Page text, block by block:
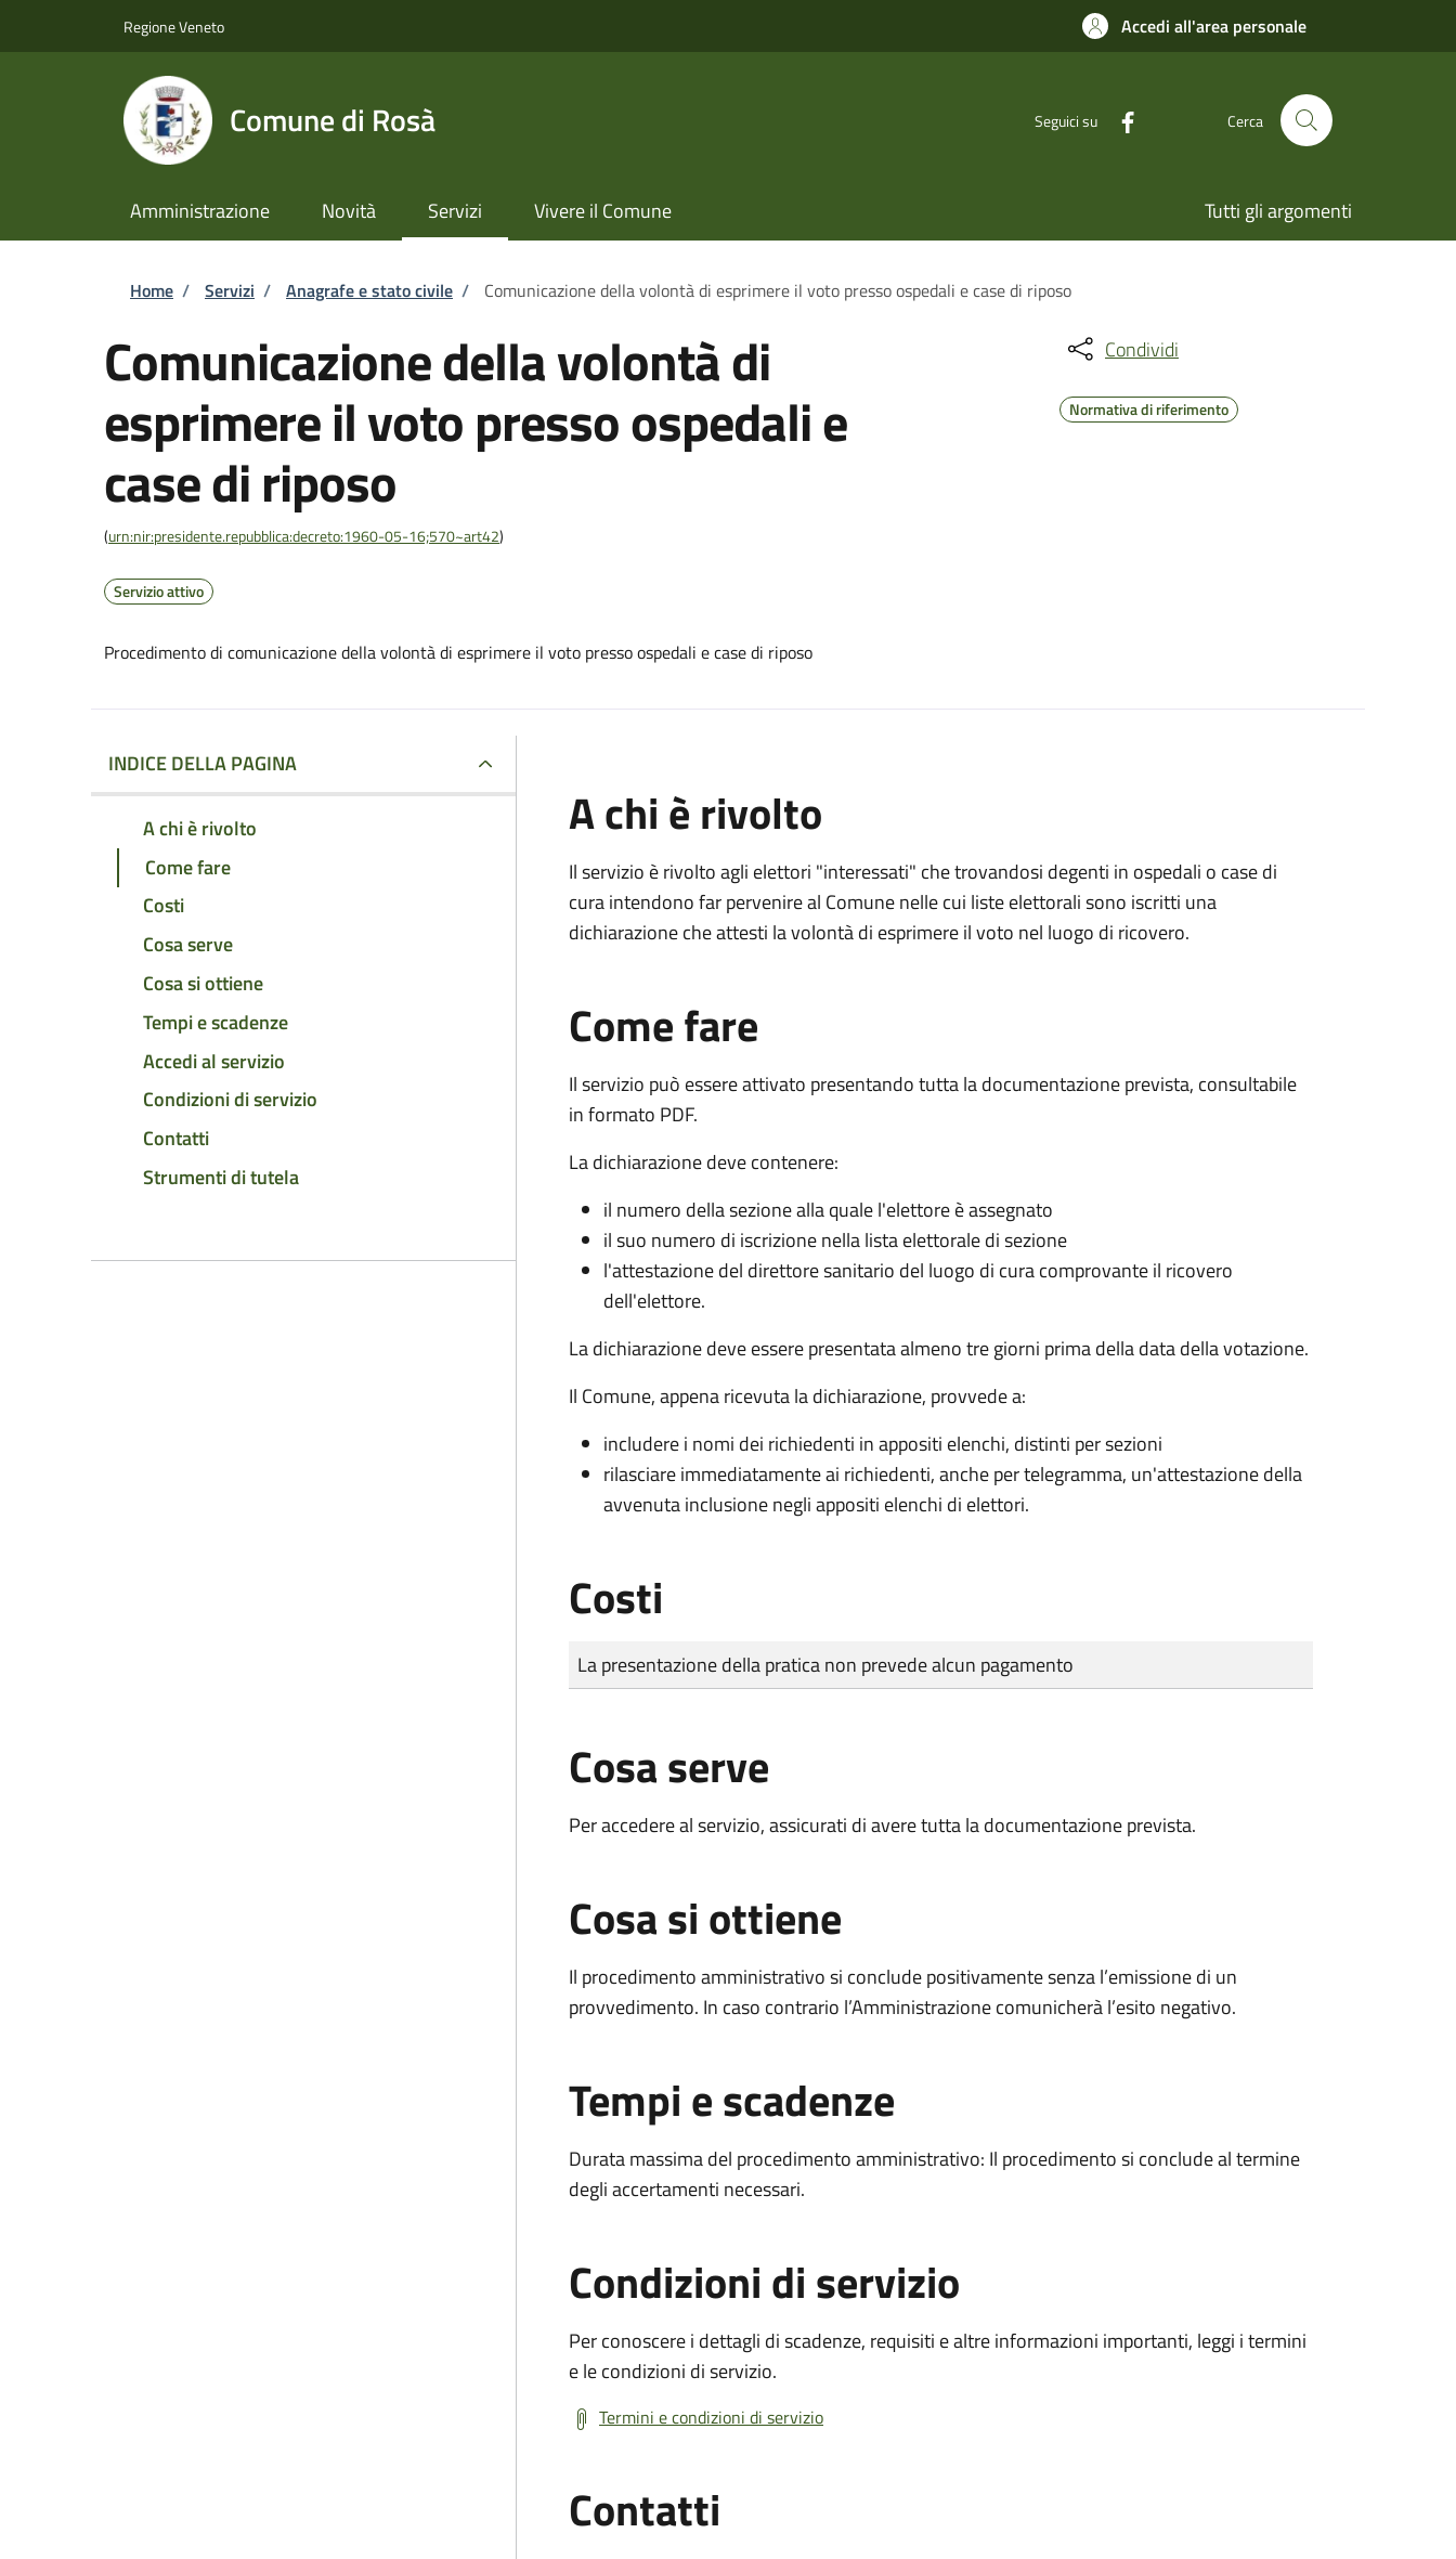
Regione Veneto Accedi all'area personale
Comune di Rosà Seguici su Cerca
Amministrazione Novità Servizi Vivere il Comune Tutti gli argomenti
Briciole di pane
Home / Servizi / Anagrafe e stato civile / Comunicazione della volontà di esprimere il voto presso ospedali e case di riposo
Comunicazione della volontà di
esprimere il voto presso ospedali e
case di riposo
(urn:nir:presidente.repubblica:decreto:1960-05-16;570~art42)
Servizio attivo
Procedimento di comunicazione della volontà di esprimere il voto presso ospedali e case di riposo
Condividi
Normativa di riferimento
INDICE DELLA PAGINA
A chi è rivolto
Come fare
Costi
Cosa serve
Cosa si ottiene
Tempi e scadenze
Accedi al servizio
Condizioni di servizio
Contatti
Strumenti di tutela
A chi è rivolto
Il servizio è rivolto agli elettori "interessati" che trovandosi degenti in ospedali o case di
cura intendono far pervenire al Comune nelle cui liste elettorali sono iscritti una
dichiarazione che attesti la volontà di esprimere il voto nel luogo di ricovero.
Come fare
Il servizio può essere attivato presentando tutta la documentazione prevista, consultabile
in formato PDF.
La dichiarazione deve contenere:
il numero della sezione alla quale l'elettore è assegnato
il suo numero di iscrizione nella lista elettorale di sezione
l'attestazione del direttore sanitario del luogo di cura comprovante il ricovero
dell'elettore.
La dichiarazione deve essere presentata almeno tre giorni prima della data della votazione.
Il Comune, appena ricevuta la dichiarazione, provvede a:
includere i nomi dei richiedenti in appositi elenchi, distinti per sezioni
rilasciare immediatamente ai richiedenti, anche per telegramma, un'attestazione della
avvenuta inclusione negli appositi elenchi di elettori.
Costi
Tipo di pagamento
Importo
La presentazione della pratica non prevede alcun pagamento
Cosa serve
Per accedere al servizio, assicurati di avere tutta la documentazione prevista.
Cosa si ottiene
Il procedimento amministrativo si conclude positivamente senza l’emissione di un
provvedimento. In caso contrario l’Amministrazione comunicherà l’esito negativo.
Tempi e scadenze
Durata massima del procedimento amministrativo: Il procedimento si conclude al termine
degli accertamenti necessari.
Condizioni di servizio
Per conoscere i dettagli di scadenze, requisiti e altre informazioni importanti, leggi i termini
e le condizioni di servizio.
Termini e condizioni di servizio
Contatti